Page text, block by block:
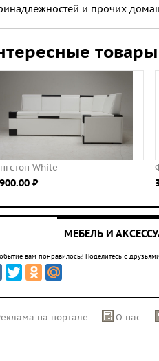
и прочих
товары
White
⃏
МЕБЕЛЬ И
вам понравилось? Поделитесь с
на портале О нас